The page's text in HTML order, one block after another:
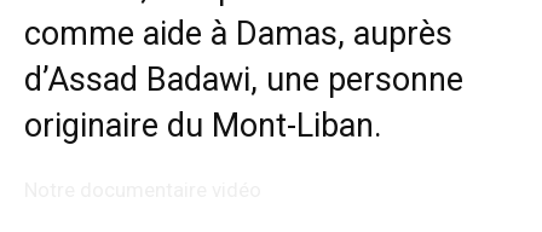
comme aide à Damas, auprès
d’Assad Badawi, une personne
originaire du Mont-Liban.